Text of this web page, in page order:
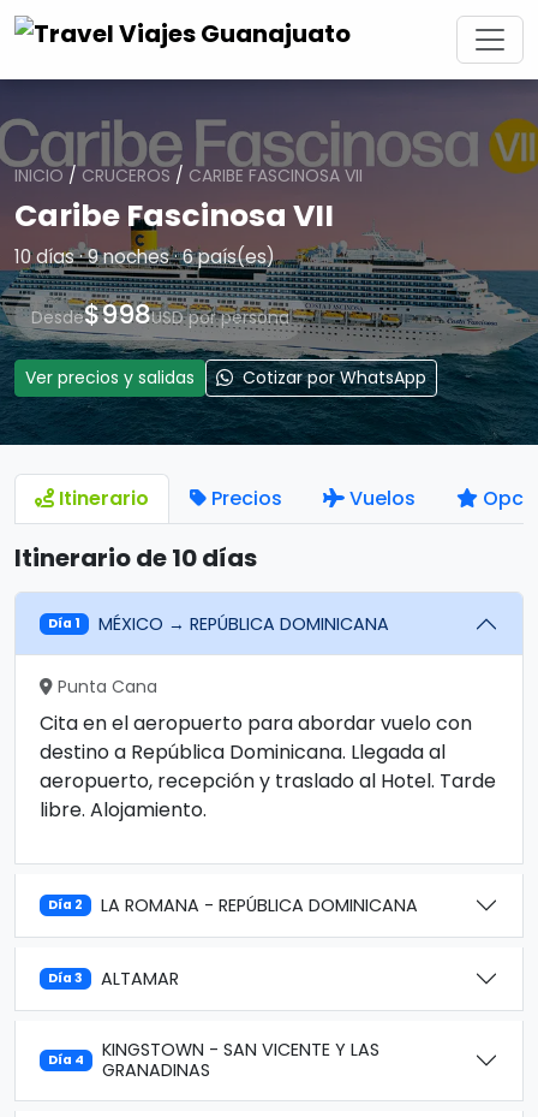
INICIO / CRUCEROS / CARIBE FASCINOSA VII
Caribe Fascinosa VII
10 días · 9 noches · 6 país(es)
Desde$998USD por persona
Ver precios y salidas Cotizar por WhatsApp
Itinerario Precios Vuelos
Itinerario de 10 días
Día 1 MÉXICO → REPÚBLICA DOMINICANA
Punta Cana
Cita en el aeropuerto para abordar vuelo con
destino a República Dominicana. Llegada al
aeropuerto, recepción y traslado al Hotel. Tarde
libre. Alojamiento.
Día 2 LA ROMANA - REPÚBLICA DOMINICANA
Día 3 ALTAMAR
Día 4
KINGSTOWN - SAN VICENTE Y LAS
GRANADINAS